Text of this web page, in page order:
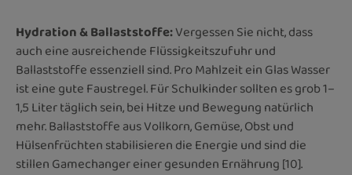
Hydration & Ballaststoffe:Vergessen Sie nicht, dass
auch eine ausreichende Flüssigkeitszufuhr und
Ballaststoffe essenziell sind. Pro Mahlzeit ein Glas Wasser
ist eine gute Faustregel. Für Schulkinder sollten es grob 1–
1,5 Liter täglich sein, bei Hitze und Bewegung natürlich
mehr. Ballaststoffe aus Vollkorn, Gemüse, Obst und
Hülsenfrüchten stabilisieren die Energie und sind die
stillen Gamechanger einer gesunden Ernährung [10].